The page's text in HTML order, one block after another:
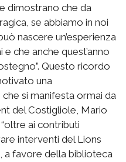
dimostrano che da
se abbiamo in noi
nascere un’esperienza
che anche quest’anno
Questo ricordo
una
si manifesta ormai da
del Costigliole, Mario
ai contributi
interventi del Lions
a favore della biblioteca